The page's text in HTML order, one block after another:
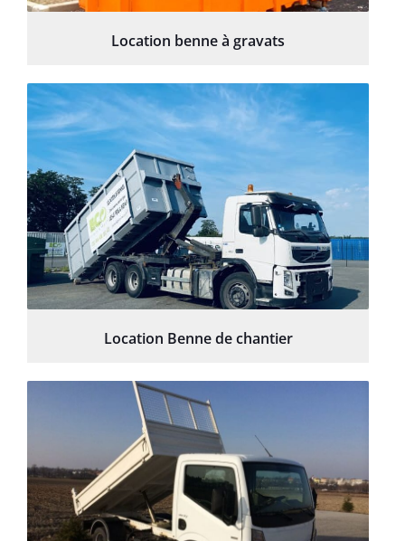
Location benne à gravats
Location Benne de chantier